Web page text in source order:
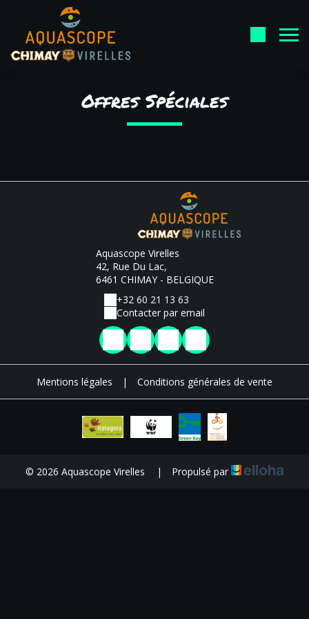
Offres Spéciales
Aquascope Virelles
42, Rue Du Lac,
6461 CHIMAY - BELGIQUE
+32 60 21 13 63
Contacter par email
Mentions légales | Conditions générales de vente
© 2026 Aquascope Virelles | Propulsé par